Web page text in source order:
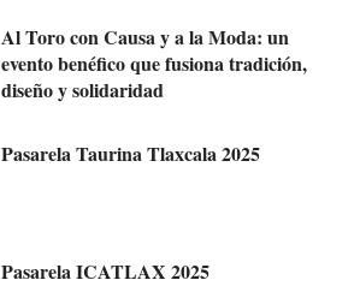
Al Toro con Causa y a la Moda: un
evento benéfico que fusiona tradición,
diseño y solidaridad
Pasarela Taurina Tlaxcala 2025
Pasarela ICATLAX 2025